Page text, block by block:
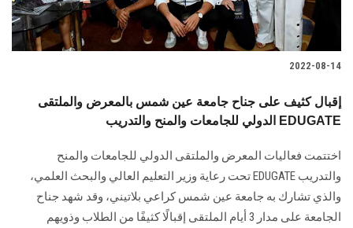
2022-08-14
إقبال كثيف على جناح جامعة عين شمس بالمعرض والملتقى
الدولي للجامعات والمنح والتدريب EDUGATE
اختتمت فعاليات المعرض والملتقى الدولي للجامعات والمنح
والتدريب EDUGATE تحت رعاية وزير التعليم العالي والبحث العلمي،
والذي تشارك به جامعة عين شمس كراعي بلاتيني، وقد شهد جناح
الجامعة على مدار 3 أيام الملتقى إقبالًا كثيفًا من الطلاب وذويهم